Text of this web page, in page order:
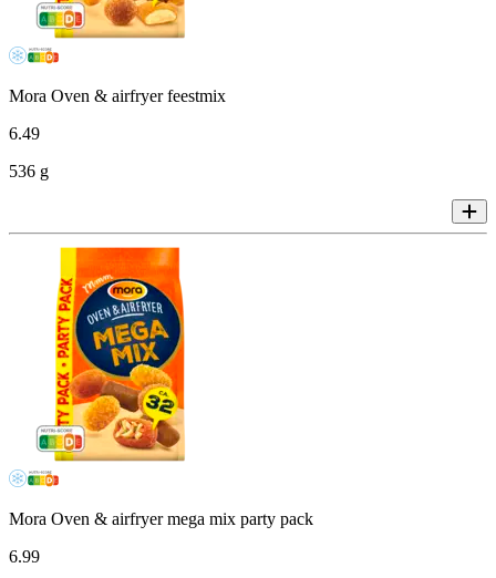
Mora Oven & airfryer feestmix
6.49
536 g
Mora Oven & airfryer mega mix party pack
6.99